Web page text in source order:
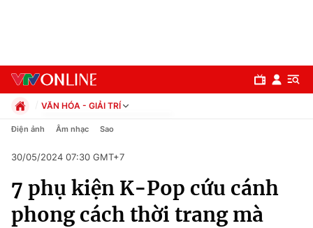
Chuyên mục
Chính trị
VĂN HÓA - GIẢI TRÍ
Chính trị
Pháp luật
Kinh tế
Thể thao
Truyền hình
Điện ảnh Âm nhạc Sao
30/05/2024 07:30 GMT+7
7 phụ kiện K-Pop cứu cánh
phong cách thời trang mà